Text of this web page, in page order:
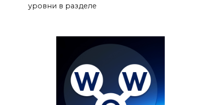
уровни в разделе